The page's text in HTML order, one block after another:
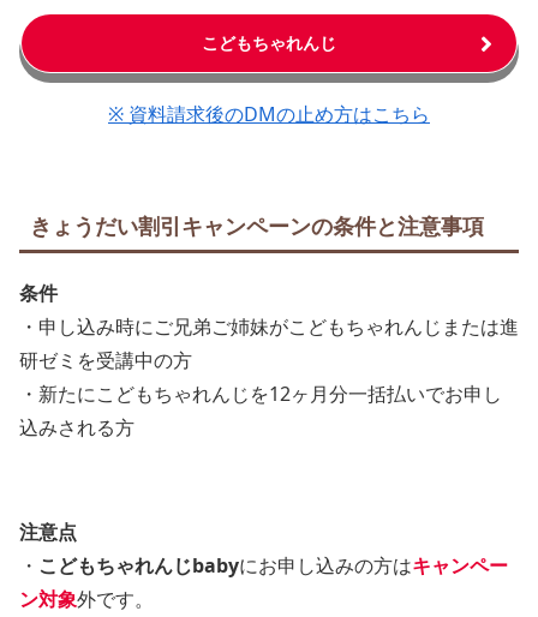
こどもちゃれんじ
※ 資料請求後のDMの止め方はこちら
きょうだい割引キャンペーンの条件と注意事項
条件
・申し込み時にご兄弟ご姉妹がこどもちゃれんじまたは進
研ゼミを受講中の方
・新たにこどもちゃれんじを12ヶ月分一括払いでお申し
込みされる方
注意点
・ こどもちゃれんじbabyにお申し込みの方はキャンペー
ン対象外です。